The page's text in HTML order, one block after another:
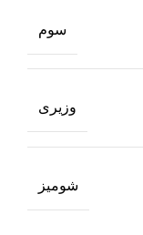
سوم
وزیری
شومیز